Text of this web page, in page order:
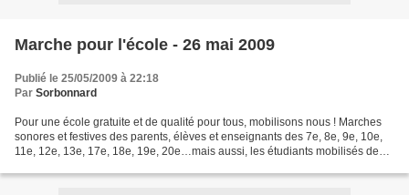
Marche pour l'école - 26 mai 2009
Publié le 25/05/2009 à 22:18
Par Sorbonnard
Pour une école gratuite et de qualité pour tous, mobilisons nous ! Marches
sonores et festives des parents, élèves et enseignants des 7e, 8e, 9e, 10e,
11e, 12e, 13e, 17e, 18e, 19e, 20e…mais aussi, les étudiants mobilisés de